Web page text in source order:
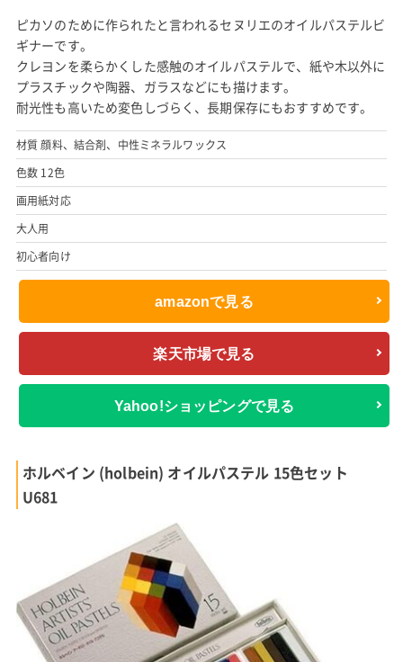
ピカソのために作られたと言われるセヌリエのオイルパステルビ
ギナーです。
クレヨンを柔らかくした感触のオイルパステルで、紙や木以外に
プラスチックや陶器、ガラスなどにも描けます。
耐光性も高いため変色しづらく、長期保存にもおすすめです。
材質 顔料、結合剤、中性ミネラルワックス
色数 12色
画用紙対応
大人用
初心者向け
amazonで見る
楽天市場で見る
Yahoo!ショッピングで見る
ホルベイン (holbein) オイルパステル 15色セット
U681